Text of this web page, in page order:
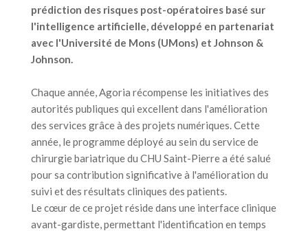
prédiction des risques post-opératoires basé sur
l'intelligence artificielle, développé en partenariat
avec l'Université de Mons (UMons) et Johnson &
Johnson.
Chaque année, Agoria récompense les initiatives des
autorités publiques qui excellent dans l'amélioration
des services grâce à des projets numériques. Cette
année, le programme déployé au sein du service de
chirurgie bariatrique du CHU Saint-Pierre a été salué
pour sa contribution significative à l'amélioration du
suivi et des résultats cliniques des patients.
Le cœur de ce projet réside dans une interface clinique
avant-gardiste, permettant l'identification en temps